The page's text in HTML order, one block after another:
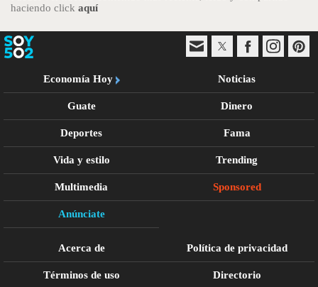
haciendo click aquí
Economía Hoy Noticias
Guate Dinero
Deportes Fama
Vida y estilo Trending
Multimedia Sponsored
Anúnciate
Acerca de Política de privacidad
Términos de uso Directorio